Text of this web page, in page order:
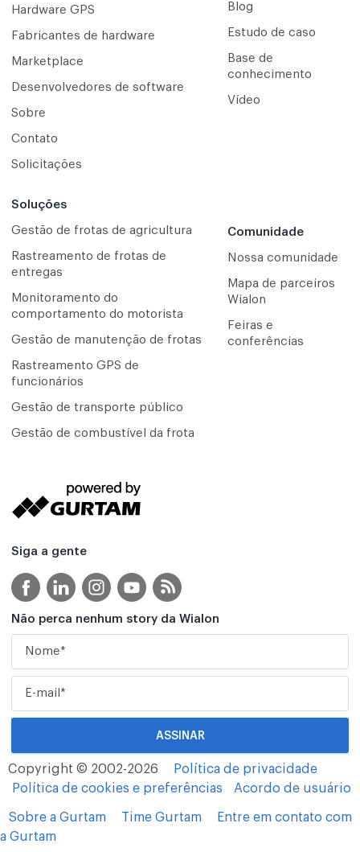
Hardware GPS
Fabricantes de hardware
Marketplace
Desenvolvedores de software
Sobre
Contato
Solicitações
Soluções
Gestão de frotas de agricultura
Rastreamento de frotas de
entregas
Monitoramento do
comportamento do motorista
Gestão de manutenção de frotas
Rastreamento GPS de
funcionários
Gestão de transporte público
Gestão de combustível da frota
Blog
Estudo de caso
Base de
conhecimento
Vídeo
Comunidade
Nossa comunidade
Mapa de parceiros
Wialon
Feiras e
conferências
Siga a gente
Não perca nenhum story da Wialon
Copyright © 2002-2026
Política de privacidade
Política de cookies e preferências
Acordo de usuário
Sobre a Gurtam Time Gurtam
Entre em contato com
a Gurtam